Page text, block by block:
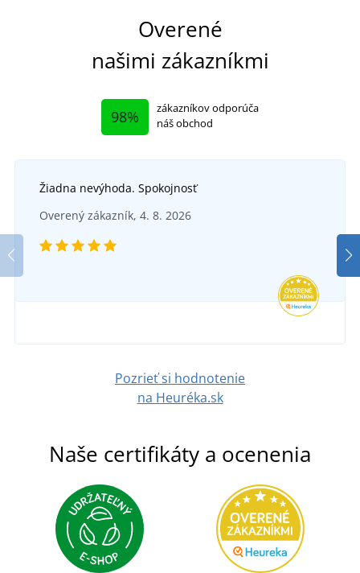
Overené
našimi zákazníkmi
98%
zákazníkov odporúča
náš obchod
Žiadna nevýhoda. Spokojnosť
Overený zákazník, 4. 8. 2026
Pozrieť si hodnotenie
na Heuréka.sk
Naše certifikáty a ocenenia